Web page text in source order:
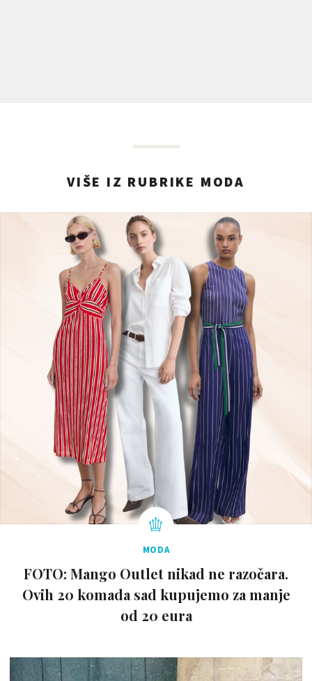
VIŠE IZ RUBRIKE MODA
MODA
FOTO: Mango Outlet nikad ne razočara.
Ovih 20 komada sad kupujemo za manje
od 20 eura